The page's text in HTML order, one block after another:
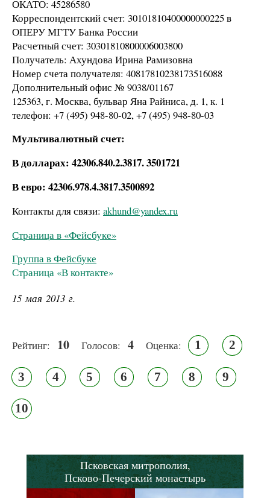
ОКАТО: 45286580
Корреспондентский счет: 30101810400000000225 в
ОПЕРУ МГТУ Банка России
Расчетный счет: 30301810800006003800
Получатель: Ахундова Ирина Рамизовна
Номер счета получателя: 40817810238173516088
Дополнительный офис № 9038/01167
125363, г. Москва, бульвар Яна Райниса, д. 1, к. 1
телефон: +7 (495) 948-80-02, +7 (495) 948-80-03
Мультивалютный счет:
В долларах: 42306.840.2.3817. 3501721
В евро: 42306.978.4.3817.3500892
Контакты для связи: akhund@yandex.ru
Страница в «Фейсбуке»
Группа в Фейсбуке
Страница «В контакте»
15 мая 2013 г.
Рейтинг: 10 Голосов: 4 Оценка: 1 2
3 4 5 6 7 8 9
10
Псковская митрополия,
Псково-Печерский монастырь